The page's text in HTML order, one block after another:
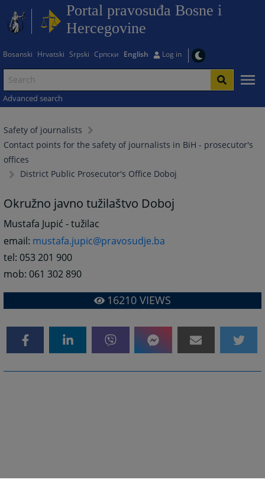
Portal pravosuđa Bosne i
Hercegovine
Bosanski Hrvatski Srpski Српски English Log in
Advanced search
Safety of journalists
Contact points for the safety of journalists in BiH - prosecutor's
offices
District Public Prosecutor's Office Doboj
Okružno javno tužilaštvo Doboj
Mustafa Jupić - tužilac
email: mustafa.jupic@pravosudje.ba
tel: 053 201 900
mob: 061 302 890
16210 VIEWS